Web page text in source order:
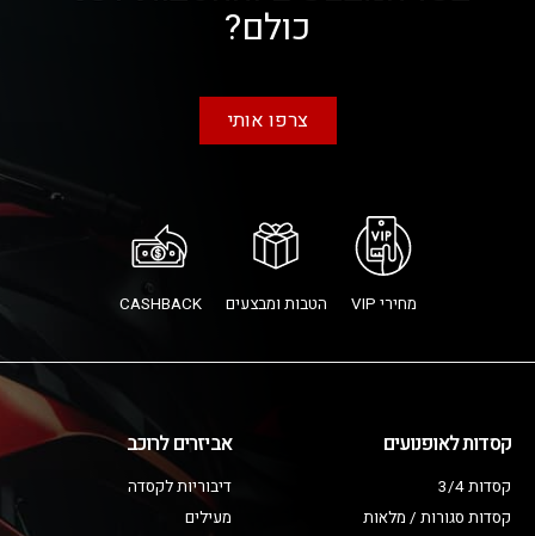
כולם?
צרפו אותי
מחירי VIP הטבות ומבצעים CASHBACK
קסדות לאופנועים
קסדות 3/4
קסדות סגורות / מלאות
אביזרים לרוכב
דיבוריות לקסדה
מעילים